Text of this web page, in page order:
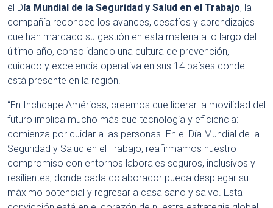
el Día Mundial de la Seguridad y Salud en el Trabajo, la
compañía reconoce los avances, desafíos y aprendizajes
que han marcado su gestión en esta materia a lo largo del
último año, consolidando una cultura de prevención,
cuidado y excelencia operativa en sus 14 países donde
está presente en la región.
“En Inchcape Américas, creemos que liderar la movilidad del
futuro implica mucho más que tecnología y eficiencia:
comienza por cuidar a las personas. En el Día Mundial de la
Seguridad y Salud en el Trabajo, reafirmamos nuestro
compromiso con entornos laborales seguros, inclusivos y
resilientes, donde cada colaborador pueda desplegar su
máximo potencial y regresar a casa sano y salvo. Esta